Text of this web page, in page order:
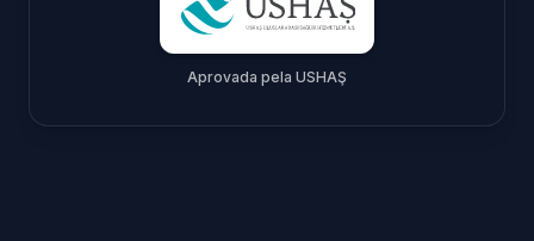
Aprovada pela USHAŞ